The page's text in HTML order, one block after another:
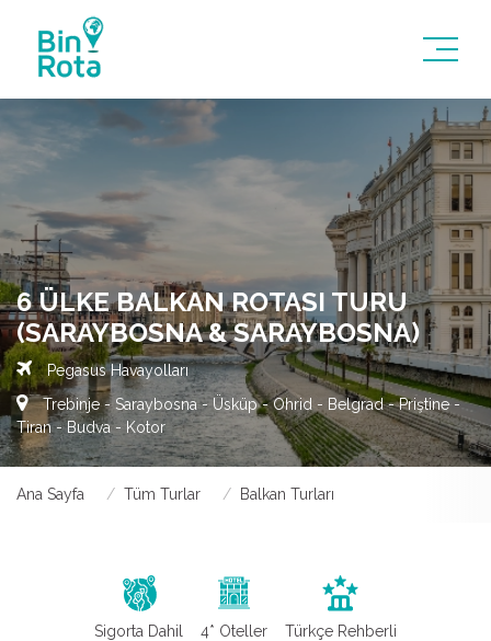
6 ÜLKE BALKAN ROTASI TURU
(SARAYBOSNA & SARAYBOSNA)
Pegasus Havayolları
Trebinje - Saraybosna - Üsküp - Ohrid - Belgrad - Priştine -
Tiran - Budva - Kotor
Ana Sayfa Tüm Turlar Balkan Turları
Sigorta Dahil 4* Oteller Türkçe Rehberli